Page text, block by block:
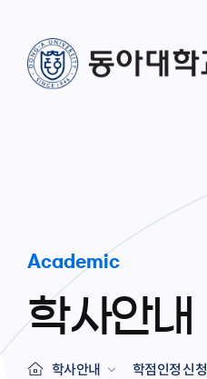
Academic
학사안내
학사안내 학점인정 신청